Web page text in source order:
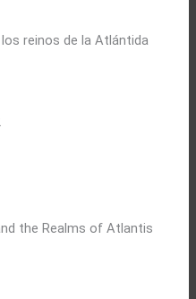
reinos de la Atlántida
the Realms of Atlantis